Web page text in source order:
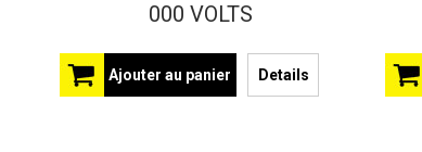
000 VOLTS
Ajouter au panier Details